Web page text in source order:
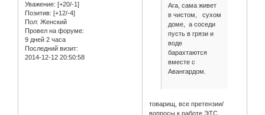
Уважение: [+20/-1]
Позитив: [+12/-4]
Пол: Женский
Провел на форуме:
9 дней 2 часа
Последний визит:
2014-12-12 20:50:58
Ага, сама живет
в чистом, сухом
доме, а соседи
пусть в грязи и
воде
барахтаются
вместе с
Авангардом.
товарищ, все претензии/
вопросы к работе ЭТС